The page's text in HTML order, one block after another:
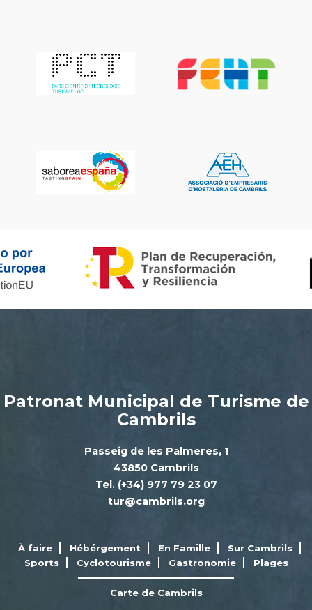
Patronat Municipal de Turisme de
Cambrils
Passeig de les Palmeres, 1
43850 Cambrils
Tel. (+34) 977 79 23 07
tur@cambrils.org
À faire Hébérgement En Famille
Sur Cambrils
Sports
Cyclotourisme Gastronomie Plages
Carte de Cambrils